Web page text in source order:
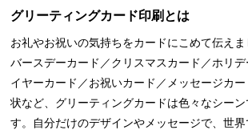
グリーティングカード印刷とは
お礼やお祝いの気持ちをカードにこめて伝えま
バースデーカード／クリスマスカード／ホリ
イヤーカード／お祝いカード／メッセージカ
状など、グリーティングカードは色々なシーン
す。自分だけのデザインやメッセージで、世